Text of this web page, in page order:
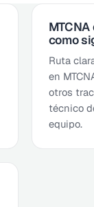
MTCNA
como
Ruta
en
otros
técnico
equipo.